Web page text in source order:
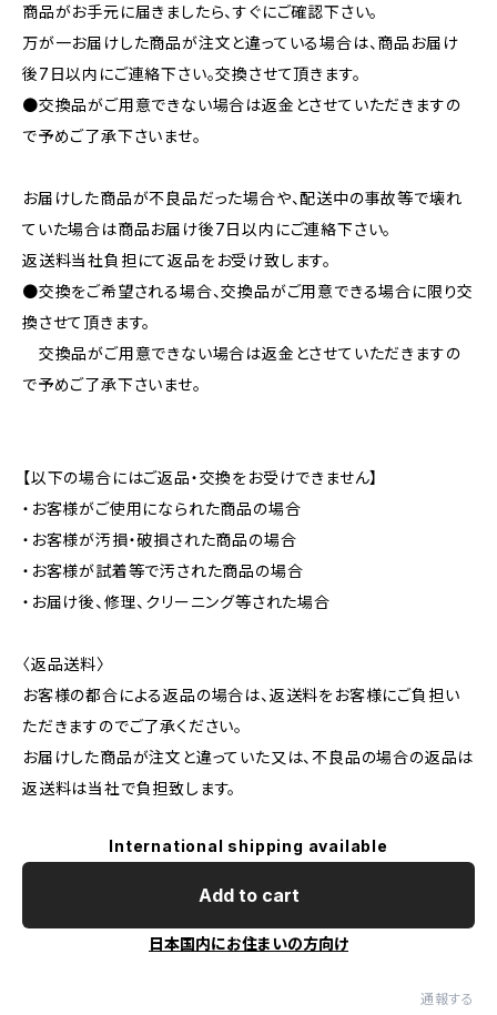
商品がお手元に届きましたら、すぐにご確認下さい。
万が一お届けした商品が注文と違っている場合は、商品お届け
後7日以内にご連絡下さい。交換させて頂きます。
●交換品がご用意できない場合は返金とさせていただきますの
で予めご了承下さいませ。
お届けした商品が不良品だった場合や、配送中の事故等で壊れ
ていた場合は商品お届け後7日以内にご連絡下さい。
返送料当社負担にて返品をお受け致します。
●交換をご希望される場合、交換品がご用意できる場合に限り交
換させて頂きます。
交換品がご用意できない場合は返金とさせていただきますの
で予めご了承下さいませ。
【以下の場合にはご返品・交換をお受けできません】
・お客様がご使用になられた商品の場合
・お客様が汚損・破損された商品の場合
・お客様が試着等で汚された商品の場合
・お届け後、修理、クリーニング等された場合
〈返品送料〉
お客様の都合による返品の場合は、返送料をお客様にご負担い
ただきますのでご了承ください。
お届けした商品が注文と違っていた又は、不良品の場合の返品は
返送料は当社で負担致します。
International shipping available
Add to cart
日本国内にお住まいの方向け
通報する